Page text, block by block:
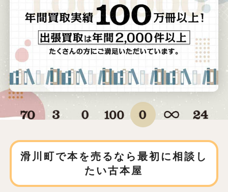
滑川町で本を売るなら 最初に相談し
たい古本屋